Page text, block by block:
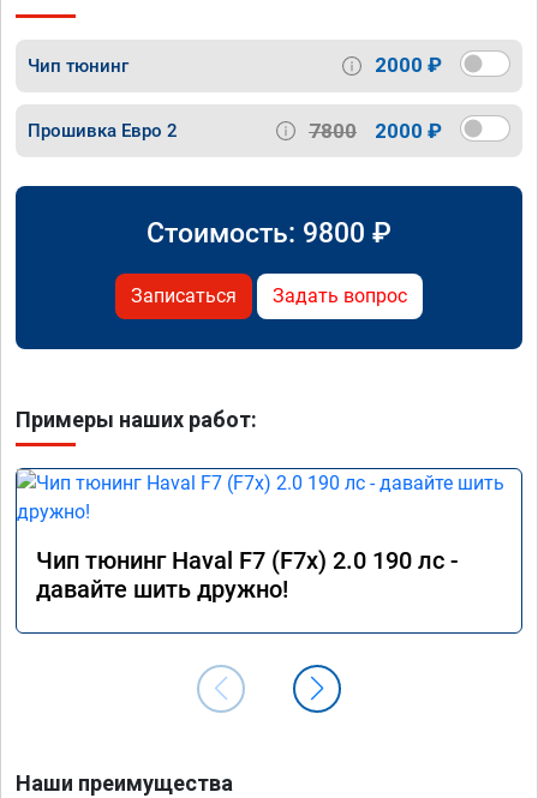
Чип тюнинг 2000 ₽
Прошивка Евро 2 7800 2000 ₽
Стоимость: 9800 ₽
Записаться Задать вопрос
Примеры наших работ:
Чип тюнинг Haval F7 (F7x) 2.0 190 лс -
давайте шить дружно!
Наши преимущества